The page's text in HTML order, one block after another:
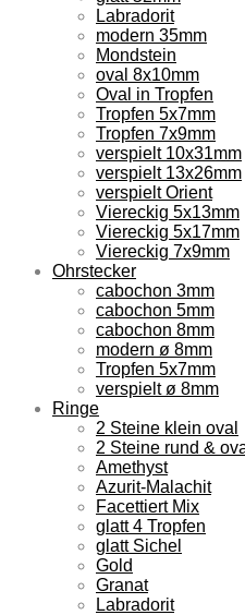
Labradorit
modern 35mm
Mondstein
oval 8x10mm
Oval in Tropfen
Tropfen 5x7mm
Tropfen 7x9mm
verspielt 10x31mm
verspielt 13x26mm
verspielt Orient
Viereckig 5x13mm
Viereckig 5x17mm
Viereckig 7x9mm
Ohrstecker
cabochon 3mm
cabochon 5mm
cabochon 8mm
modern ø 8mm
Tropfen 5x7mm
verspielt ø 8mm
Ringe
2 Steine klein oval
2 Steine rund &
Amethyst
Azurit-Malachit
Facettiert Mix
glatt 4 Tropfen
glatt Sichel
Gold
Granat
Labradorit